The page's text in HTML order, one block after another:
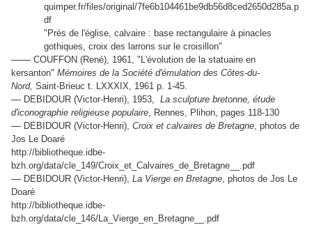
quimper.fr/files/original/7fe6b104461be9db56d8ced2650d285a.p
df
"Près de l'église, calvaire : base rectangulaire à pinacles
gothiques, croix des larrons sur le croisillon"
—— COUFFON (René), 1961, "L'évolution de la statuaire en
kersanton" Mémoires de la Société d'émulation des Côtes-du-
Nord, Saint-Brieuc t. LXXXIX, 1961 p. 1-45.
— DEBIDOUR (Victor-Henri), 1953, La sculpture bretonne, étude
d'iconographie religieuse populaire, Rennes, Plihon, pages 118-130
— DEBIDOUR (Victor-Henri), Croix et calvaires de Bretagne, photos de
Jos Le Doaré
http://bibliotheque.idbe-
bzh.org/data/cle_149/Croix_et_Calvaires_de_Bretagne__.pdf
— DEBIDOUR (Victor-Henri), La Vierge en Bretagne, photos de Jos Le
Doaré
http://bibliotheque.idbe-
bzh.org/data/cle_146/La_Vierge_en_Bretagne__.pdf